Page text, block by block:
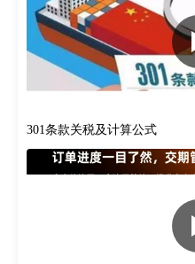
301条款关税‌及计算公式